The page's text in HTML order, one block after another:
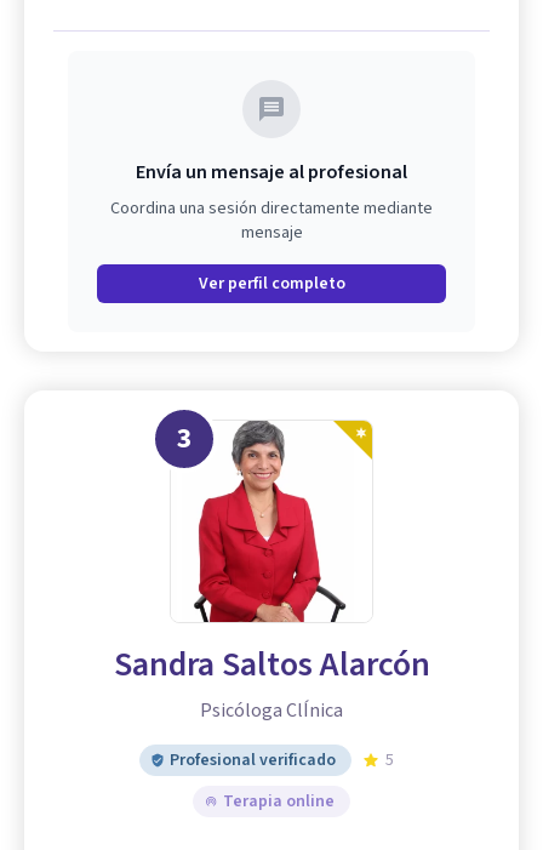
Envía un mensaje al profesional
Coordina una sesión directamente mediante
mensaje
Ver perfil completo
3
Sandra Saltos Alarcón
Psicóloga ClÍnica
Profesional verificado
5
Terapia online